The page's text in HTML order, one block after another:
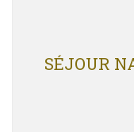
SÉJOUR